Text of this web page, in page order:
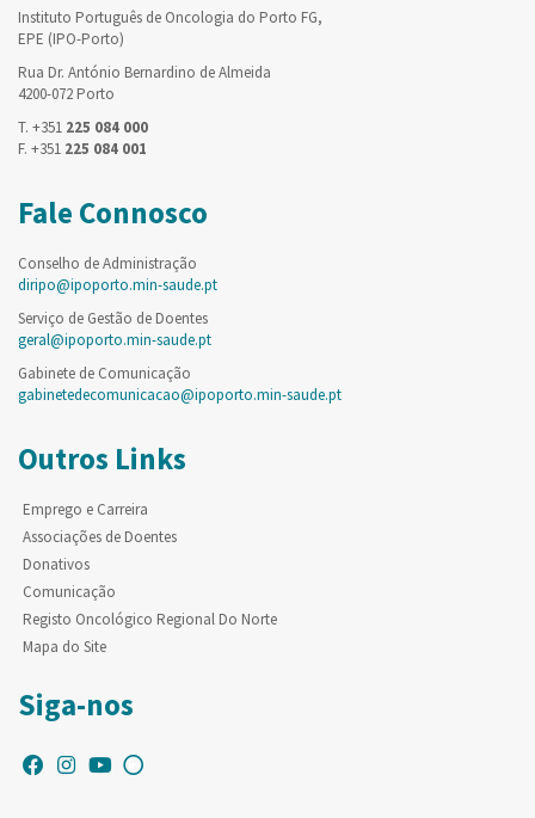
Instituto Português de Oncologia do Porto FG,
EPE (IPO-Porto)
Rua Dr. António Bernardino de Almeida
4200-072 Porto
T. +351 225 084 000
F. +351 225 084 001
Fale Connosco
Conselho de Administração
diripo@ipoporto.min-saude.pt
Serviço de Gestão de Doentes
geral@ipoporto.min-saude.pt
Gabinete de Comunicação
gabinetedecomunicacao@ipoporto.min-saude.pt
Outros Links
Emprego e Carreira
Associações de Doentes
Donativos
Comunicação
Registo Oncológico Regional Do Norte
Mapa do Site
Siga-nos